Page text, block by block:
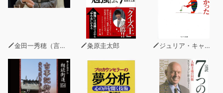
では、「余計な事」の捨て方、捨て時は、一体どう見極め
ればよいのでしょうか？
事業を新しく生まれ変わらせるための実践に基づいたノウ
◇ ◇ ◇
金田一秀穂（言語学者・杏林大学教授） 粂原圭太郎 ジュリア・キャメロン